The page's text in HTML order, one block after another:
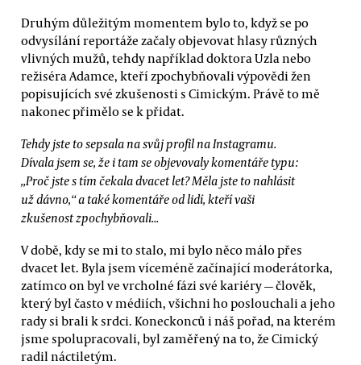
Druhým důležitým momentem bylo to, když se po
odvysílání reportáže začaly objevovat hlasy různých
vlivných mužů, tehdy například doktora Uzla nebo
režiséra Adamce, kteří zpochybňovali výpovědi žen
popisujících své zkušenosti s Cimickým. Právě to mě
nakonec přimělo se k přidat.
Tehdy jste to sepsala na svůj profil na Instagramu.
Dívala jsem se, že i tam se objevovaly komentáře typu:
„Proč jste s tím čekala dvacet let? Měla jste to nahlásit
už dávno,“ a také komentáře od lidí, kteří vaši
zkušenost zpochybňovali...
V době, kdy se mi to stalo, mi bylo něco málo přes
dvacet let. Byla jsem víceméně začínající moderátorka,
zatímco on byl ve vrcholné fázi své kariéry — člověk,
který byl často v médiích, všichni ho poslouchali a jeho
rady si brali k srdci. Koneckonců i náš pořad, na kterém
jsme spolupracovali, byl zaměřený na to, že Cimický
radil náctiletým.